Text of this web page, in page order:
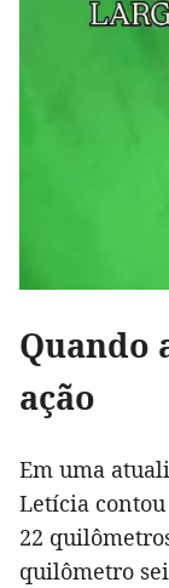
Quando
ação
Em uma
Letícia
22
quilômetro